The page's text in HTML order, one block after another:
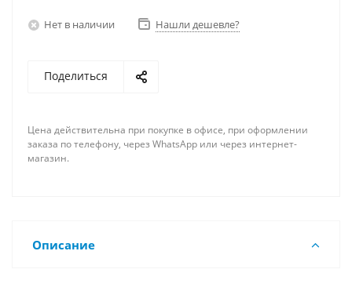
Нет в наличии Нашли дешевле?
Поделиться
Цена действительна при покупке в офисе, при оформлении
заказа по телефону, через WhatsApp или через интернет-
магазин.
Описание